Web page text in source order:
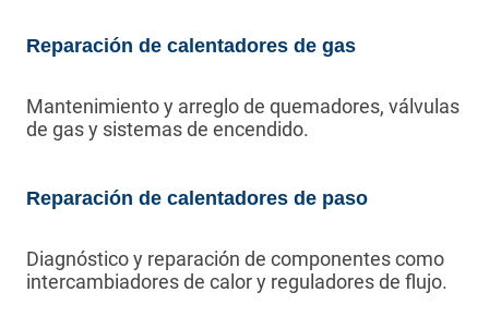
Reparación de calentadores de gas
Mantenimiento y arreglo de quemadores, válvulas
de gas y sistemas de encendido.
Reparación de calentadores de paso
Diagnóstico y reparación de componentes como
intercambiadores de calor y reguladores de flujo.